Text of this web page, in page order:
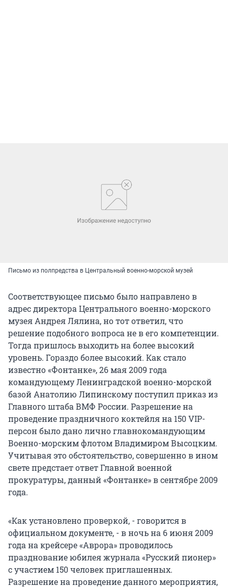
Письмо из полпредства в Центральный военно-морской музей
Соответствующее письмо было направлено в
адрес директора Центрального военно-морского
музея Андрея Лялина, но тот ответил, что
решение подобного вопроса не в его компетенции.
Тогда пришлось выходить на более высокий
уровень. Гораздо более высокий. Как стало
известно «Фонтанке», 26 мая 2009 года
командующему Ленинградской военно-морской
базой Анатолию Липинскому поступил приказ из
Главного штаба ВМФ России. Разрешение на
проведение праздничного коктейля на 150 VIP-
персон было дано лично главнокомандующим
Военно-морским флотом Владимиром Высоцким.
Учитывая это обстоятельство, совершенно в ином
свете предстает ответ Главной военной
прокуратуры, данный «Фонтанке» в сентябре 2009
года.
«Как установлено проверкой, - говорится в
официальном документе, - в ночь на 6 июня 2009
года на крейсере «Аврора» проводилось
празднование юбилея журнала «Русский пионер»
с участием 150 человек приглашенных.
Разрешение на проведение данного мероприятия,